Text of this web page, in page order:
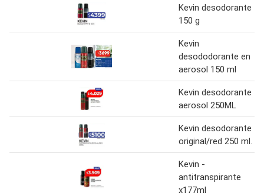
Kevin desodorante
150 g
Kevin
desododorante en
aerosol 150 ml
Kevin desodorante
aerosol 250ML
Kevin desodorante
original/red 250 ml.
Kevin -
antitranspirante
x177ml